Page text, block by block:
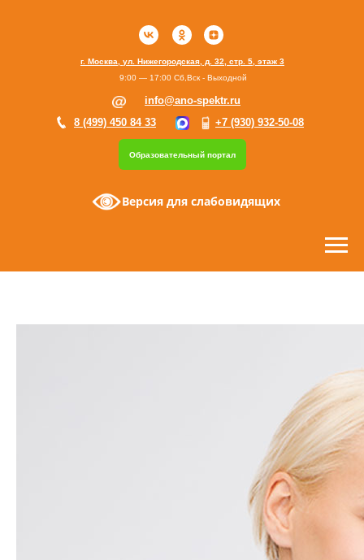
Образовательный портал
г. Москва, ул. Нижегородская, д. 32, стр. 5, этаж 3
+7 (930) 932-50-08
8 (499) 450 84 33
info@ano-spektr.ru
9:00 — 17:00 Сб,Вск - Выходной
Версия для слабовидящих